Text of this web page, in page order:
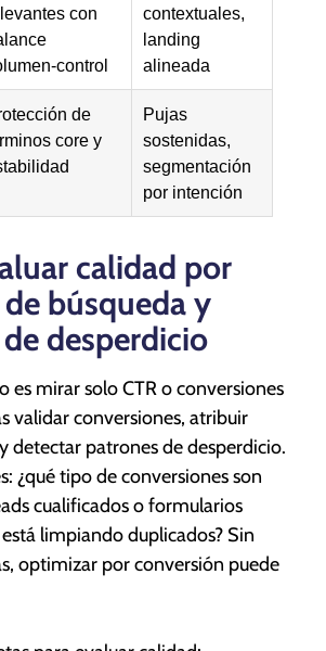
con
control
contextuales,
landing
alineada
de
core y
Pujas
sostenidas,
segmentación
por intención
calidad por
búsqueda y
desperdicio
es mirar solo CTR o conversiones
validar conversiones, atribuir
detectar patrones de desperdicio.
¿qué tipo de conversiones son
cualificados o formularios
está limpiando duplicados? Sin
optimizar por conversión puede